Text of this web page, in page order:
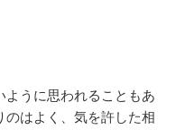
うに思われることもあ
のはよく、気を許した相